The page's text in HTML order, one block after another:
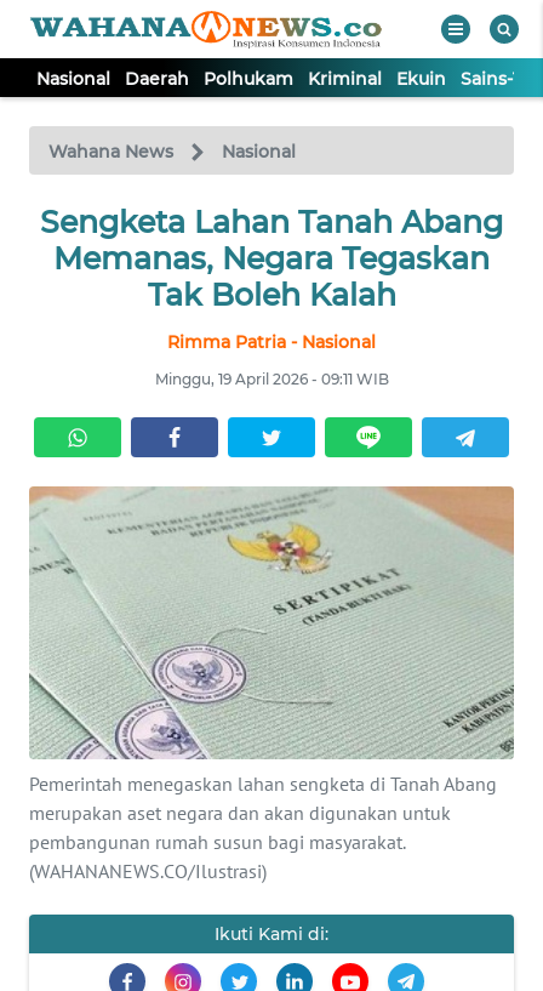
Nasional Daerah Polhukam Kriminal Ekuin Sains-
Wahana News Nasional
Sengketa Lahan Tanah Abang
Memanas, Negara Tegaskan
Tak Boleh Kalah
Rimma Patria - Nasional
Minggu, 19 April 2026 - 09:11 WIB
Pemerintah menegaskan lahan sengketa di Tanah Abang
merupakan aset negara dan akan digunakan untuk
pembangunan rumah susun bagi masyarakat.
(WAHANANEWS.CO/Ilustrasi)
Ikuti Kami di:
TV
Tutup
NASIONAL
KRIMINAL
EKUIN
SAINS-TEKNO
KESEHATAN
INTERNASIONAL
SERBA-SERBI
PENDIDIKAN